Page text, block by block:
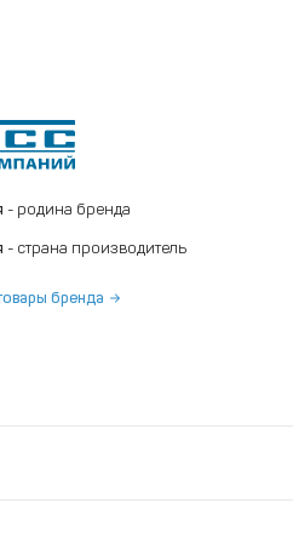
- родина бренда
- страна производитель
бренда